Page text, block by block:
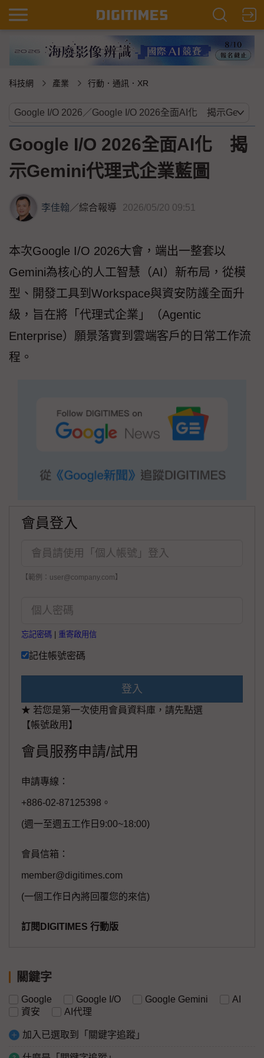
科技網 產業 行動．通訊．XR
Google I/O 2026全面AI化 揭
示Gemini代理式企業藍圖
李佳翰／綜合報導 2026/05/20 09:51
本次Google I/O 2026大會，端出一整套以
Gemini為核心的人工智慧（AI）新布局，從模
型、開發工具到Workspace與資安防護全面升
級，旨在將「代理式企業」（Agentic
Enterprise）願景落實到雲端客戶的日常工作流
程。
會員登入
【範例：user@company.com】
忘記密碼 重寄啟用信
記住帳號密碼
登入
★ 若您是第一次使用會員資料庫，請先點選
【帳號啟用】
會員服務申請/試用
申請專線：
+886-02-87125398。
(週一至週五工作日9:00~18:00)
會員信箱：
member@digitimes.com
(一個工作日內將回覆您的來信)
訂閱DIGITIMES 行動版
關鍵字
Google Google I/O Google Gemini
AI
資安
AI代理
加入已選取到「關鍵字追蹤」